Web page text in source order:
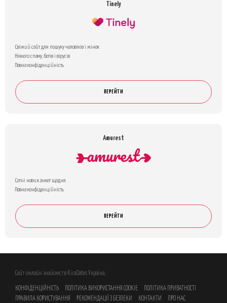
Tinely
Свіжий сайт для пошуку чоловіків і жінок
Ніякого спаму, ботів і вірусів
Повна конфіденційність
ПЕРЕЙТИ
Amurest
Сотні нових анкет щодня
Повна конфіденційність
ПЕРЕЙТИ
Сайт онлайн знайомств KiraDates Україна.
КОНФІДЕНЦІЙНІСТЬ ПОЛІТИКА ВИКОРИСТАННЯ COOKIE
ПОЛІТИКА ПРИВАТНОСТІ
ПРАВИЛА КОРИСТУВАННЯ
РЕКОМЕНДАЦІЇ З БЕЗПЕКИ КОНТАКТИ ПРО НАС